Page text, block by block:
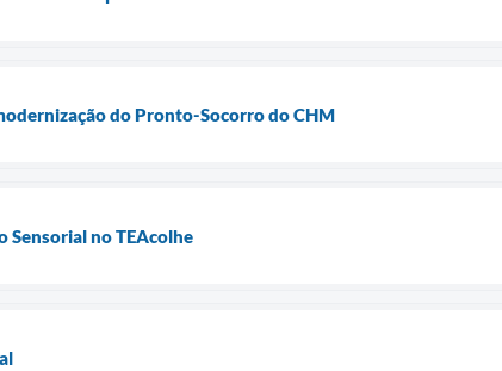
do Pronto-Socorro do CHM
Sensorial no TEAcolhe